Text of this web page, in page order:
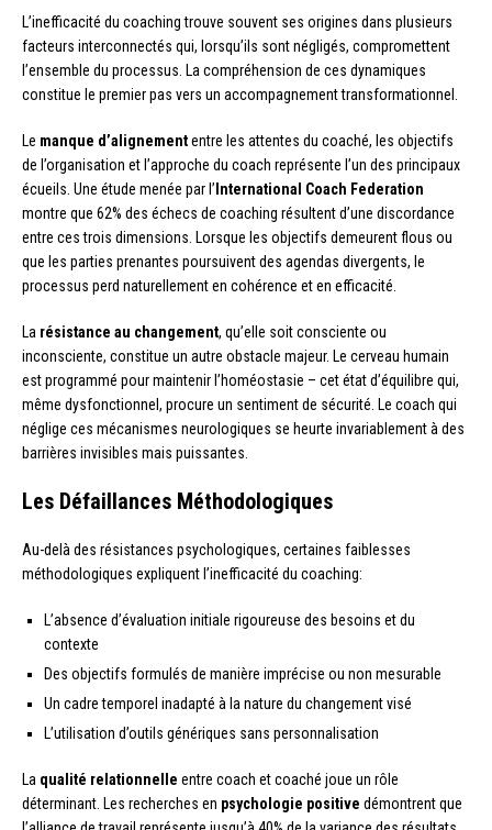
L’inefficacité du coaching trouve souvent ses origines dans plusieurs
facteurs interconnectés qui, lorsqu’ils sont négligés, compromettent
l’ensemble du processus. La compréhension de ces dynamiques
constitue le premier pas vers un accompagnement transformationnel.
Le manque d’alignemententre les attentes du coaché, les objectifs
de l’organisation et l’approche du coach représente l’un des principaux
écueils. Une étude menée par l’ International Coach Federation
montre que 62% des échecs de coaching résultent d’une discordance
entre ces trois dimensions. Lorsque les objectifs demeurent flous ou
que les parties prenantes poursuivent des agendas divergents, le
processus perd naturellement en cohérence et en efficacité.
La résistance au changement, qu’elle soit consciente ou
inconsciente, constitue un autre obstacle majeur. Le cerveau humain
est programmé pour maintenir l’homéostasie – cet état d’équilibre qui,
même dysfonctionnel, procure un sentiment de sécurité. Le coach qui
néglige ces mécanismes neurologiques se heurte invariablement à des
barrières invisibles mais puissantes.
Les Défaillances Méthodologiques
Au-delà des résistances psychologiques, certaines faiblesses
méthodologiques expliquent l’inefficacité du coaching:
L’absence d’évaluation initiale rigoureuse des besoins et du
contexte
Des objectifs formulés de manière imprécise ou non mesurable
Un cadre temporel inadapté à la nature du changement visé
L’utilisation d’outils génériques sans personnalisation
La qualité relationnelle entre coach et coaché joue un rôle
déterminant. Les recherches en psychologie positive démontrent que